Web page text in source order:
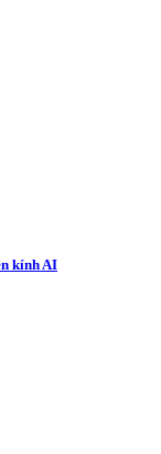
kính AI